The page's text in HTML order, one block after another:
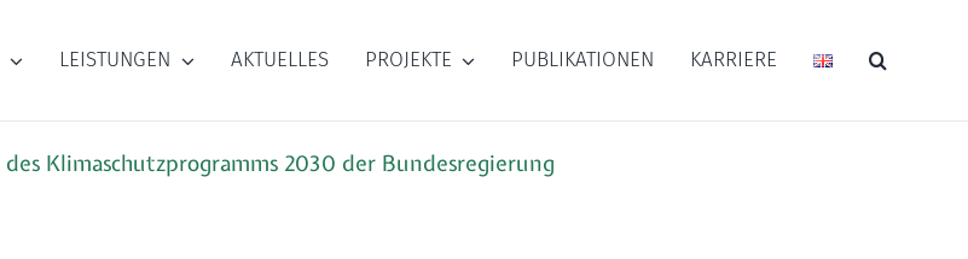
LEISTUNGEN AKTUELLES PROJEKTE PUBLIKATIONEN KARRIERE
Klimaschutzprogramms 2030 der Bundesregierung